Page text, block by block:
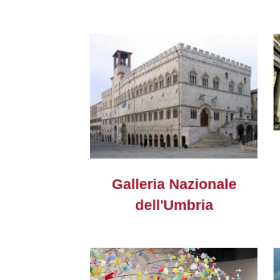
Galleria Nazionale
dell'Umbria